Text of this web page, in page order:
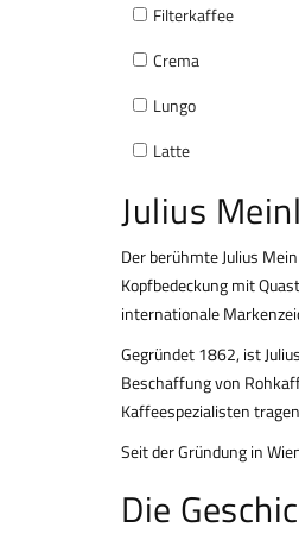
Filterkaffee
Crema
Lungo
Latte
Julius
Der berühmte Julius
Kopfbedeckung mit
internationale
Gegründet 1862, ist
Beschaffung von
Kaffeespezialisten
Seit der Gründung in
Die